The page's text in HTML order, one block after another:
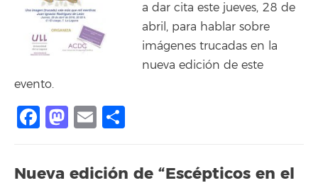
a dar cita este jueves, 28 de
abril, para hablar sobre
imágenes trucadas en la
nueva edición de este
evento.
Facebook
Mastodon
Email
Nueva edición de “Escépticos en el